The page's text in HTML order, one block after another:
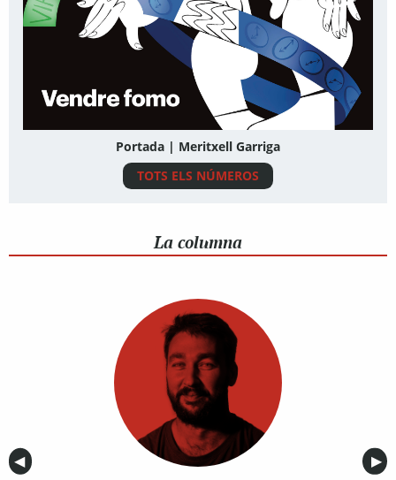
Portada | Meritxell Garriga
TOTS ELS NÚMEROS
La columna
Anterior
◀︎ ▶︎